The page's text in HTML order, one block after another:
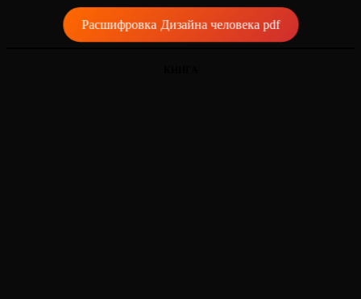
Расшифровка Дизайна человека pdf